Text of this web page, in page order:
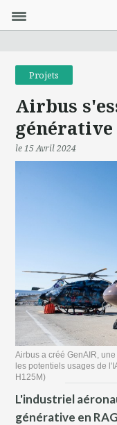
Projets
Airbus
générative
le 15 Avril 2024
Airbus a créé GenAIR,
les potentiels usages de
H125M)
L'industriel
générative en